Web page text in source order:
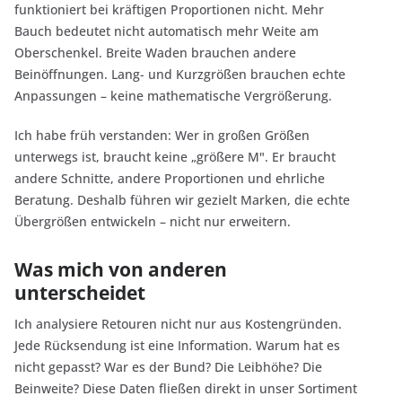
funktioniert bei kräftigen Proportionen nicht. Mehr
Bauch bedeutet nicht automatisch mehr Weite am
Oberschenkel. Breite Waden brauchen andere
Beinöffnungen. Lang- und Kurzgrößen brauchen echte
Anpassungen – keine mathematische Vergrößerung.
Ich habe früh verstanden: Wer in großen Größen
unterwegs ist, braucht keine „größere M". Er braucht
andere Schnitte, andere Proportionen und ehrliche
Beratung. Deshalb führen wir gezielt Marken, die echte
Übergrößen entwickeln – nicht nur erweitern.
Was mich von anderen
unterscheidet
Ich analysiere Retouren nicht nur aus Kostengründen.
Jede Rücksendung ist eine Information. Warum hat es
nicht gepasst? War es der Bund? Die Leibhöhe? Die
Beinweite? Diese Daten fließen direkt in unser Sortiment